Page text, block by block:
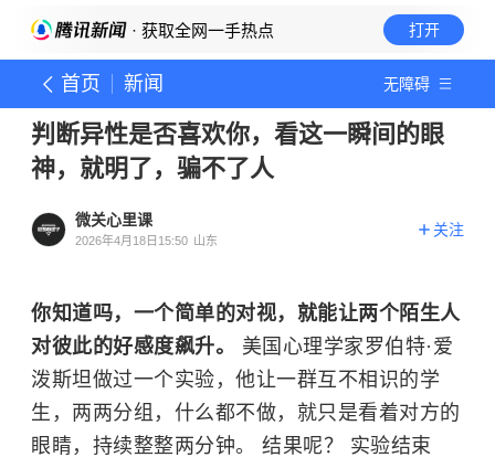
· 获取全网一手热点 打开
首页 新闻 无障碍
判断异性是否喜欢你，看这一瞬间的眼
神，就明了，骗不了人
微关心里课
2026年4月18日15:50 山东
关注
你知道吗，一个简单的对视，就能让两个陌生人
对彼此的好感度飙升。 美国心理学家罗伯特·爱
泼斯坦做过一个实验，他让一群互不相识的学
生，两两分组，什么都不做，就只是看着对方的
眼睛，持续整整两分钟。 结果呢？ 实验结束